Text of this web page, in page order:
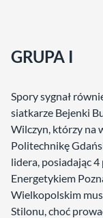
GRUPA I
Spory sygnał
siatkarze Bejenki
Wilczyn, którzy na
Politechnikę
lidera, posiadając
Energetykiem
Wielkopolskim
Stilonu, choć